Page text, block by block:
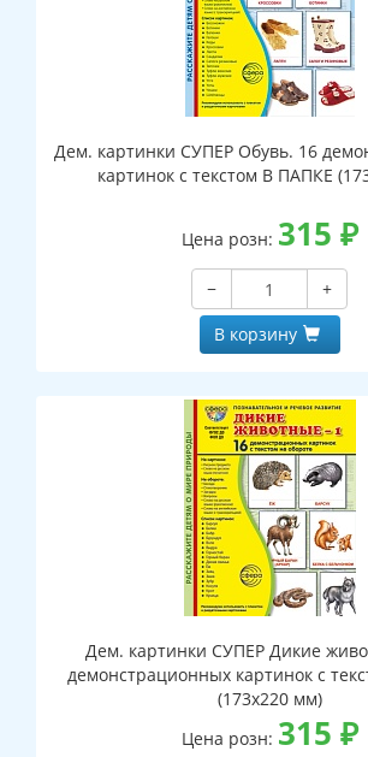
Дем. картинки СУПЕР Обувь. 16
картинок с текстом В ПАПКЕ
Цена розн: 315 ₽
−
+
В корзину
Дем. картинки СУПЕР Дикие
демонстрационных картинок с
(173х220 мм)
Цена розн: 315 ₽